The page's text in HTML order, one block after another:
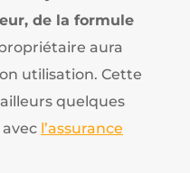
de la formule
aura
utilisation. Cette
quelques
l’assurance